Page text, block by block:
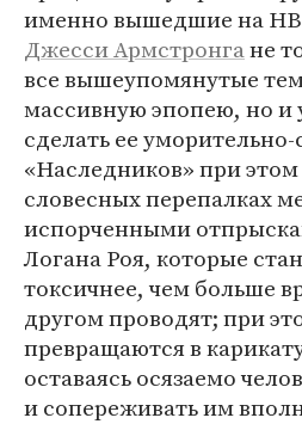
именно вышедшие на
Джесси Армстронгане
все вышеупомянутые
массивную эпопею, но и
сделать ее
«Наследников» при этом
словесных перепалках
испорченными
Логана Роя, которые
токсичнее, чем больше
другом проводят; при
превращаются в
оставаясь осязаемо
и сопереживать им